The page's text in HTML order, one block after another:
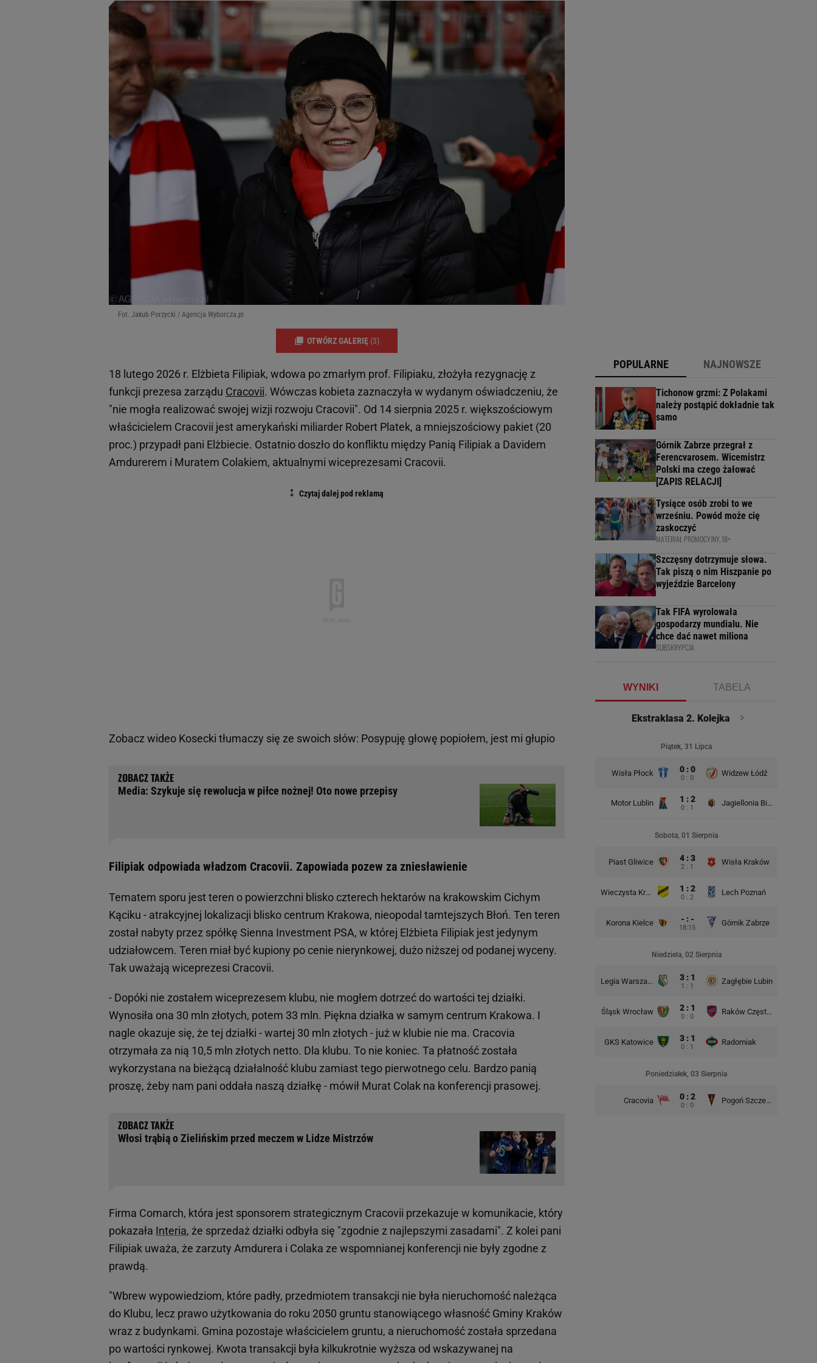
Fot. Jakub Porzycki / Agencja Wyborcza.pl
OTWÓRZ GALERIĘ (3)
18 lutego 2026 r. Elżbieta Filipiak, wdowa po zmarłym prof. Filipiaku, złożyła rezygnację z
funkcji prezesa zarządu Cracovii. Wówczas kobieta zaznaczyła w wydanym oświadczeniu, że
"nie mogła realizować swojej wizji rozwoju Cracovii". Od 14 sierpnia 2025 r. większościowym
właścicielem Cracovii jest amerykański miliarder Robert Platek, a mniejszościowy pakiet (20
proc.) przypadł pani Elżbiecie. Ostatnio doszło do konfliktu między Panią Filipiak a Davidem
Amdurerem i Muratem Colakiem, aktualnymi wiceprezesami Cracovii.
Zobacz wideo Kosecki tłumaczy się ze swoich słów: Posypuję głowę popiołem, jest mi głupio
Media: Szykuje się rewolucja w piłce nożnej! Oto nowe przepisy
Filipiak odpowiada władzom Cracovii. Zapowiada pozew za zniesławienie
Tematem sporu jest teren o powierzchni blisko czterech hektarów na krakowskim Cichym
Kąciku - atrakcyjnej lokalizacji blisko centrum Krakowa, nieopodal tamtejszych Błoń. Ten teren
został nabyty przez spółkę Sienna Investment PSA, w której Elżbieta Filipiak jest jedynym
udziałowcem. Teren miał być kupiony po cenie nierynkowej, dużo niższej od podanej wyceny.
Tak uważają wiceprezesi Cracovii.
- Dopóki nie zostałem wiceprezesem klubu, nie mogłem dotrzeć do wartości tej działki.
Wynosiła ona 30 mln złotych, potem 33 mln. Piękna działka w samym centrum Krakowa. I
nagle okazuje się, że tej działki - wartej 30 mln złotych - już w klubie nie ma. Cracovia
otrzymała za nią 10,5 mln złotych netto. Dla klubu. To nie koniec. Ta płatność została
wykorzystana na bieżącą działalność klubu zamiast tego pierwotnego celu. Bardzo panią
proszę, żeby nam pani oddała naszą działkę - mówił Murat Colak na konferencji prasowej.
Włosi trąbią o Zielińskim przed meczem w Lidze Mistrzów
Firma Comarch, która jest sponsorem strategicznym Cracovii przekazuje w komunikacie, który
pokazała Interia, że sprzedaż działki odbyła się "zgodnie z najlepszymi zasadami". Z kolei pani
Filipiak uważa, że zarzuty Amdurera i Colaka ze wspomnianej konferencji nie były zgodne z
prawdą.
"Wbrew wypowiedziom, które padły, przedmiotem transakcji nie była nieruchomość należąca
do Klubu, lecz prawo użytkowania do roku 2050 gruntu stanowiącego własność Gminy Kraków
wraz z budynkami. Gmina pozostaje właścicielem gruntu, a nieruchomość została sprzedana
po wartości rynkowej. Kwota transakcji była kilkukrotnie wyższa od wskazywanej na
POPULARNE NAJNOWSZE
Tichonow grzmi: Z Polakami
należy postąpić dokładnie tak
samo
Górnik Zabrze przegrał z
Ferencvarosem. Wicemistrz
Polski ma czego żałować
[ZAPIS RELACJI]
Tysiące osób zrobi to we
wrześniu. Powód może cię
zaskoczyć
MATERIAŁ PROMOCYJNY, 18+
Szczęsny dotrzymuje słowa.
Tak piszą o nim Hiszpanie po
wyjeździe Barcelony
Tak FIFA wyrolowała
gospodarzy mundialu. Nie
chce dać nawet miliona
SUBSKRYPCJA
WYNIKI TABELA
Ekstraklasa 2. Kolejka
Piątek, 31 Lipca
Wisła Płock 0 : 0
0 : 0
Widzew Łódź
Motor Lublin 1 : 2
0 : 1
Jagiellonia Białystok
Sobota, 01 Sierpnia
Piast Gliwice 4 : 3
2 : 1
Wisła Kraków
Wieczysta Kraków 1 : 2
0 : 2
Lech Poznań
Korona Kielce - : -
18:15
Górnik Zabrze
Niedziela, 02 Sierpnia
Legia Warszawa 3 : 1
1 : 1
Zagłębie Lubin
Śląsk Wrocław 2 : 1
0 : 0
Raków Częstochowa
GKS Katowice 3 : 1
0 : 1
Radomiak
Poniedziałek, 03 Sierpnia
Cracovia 0 : 2
0 : 0
Pogoń Szczecin